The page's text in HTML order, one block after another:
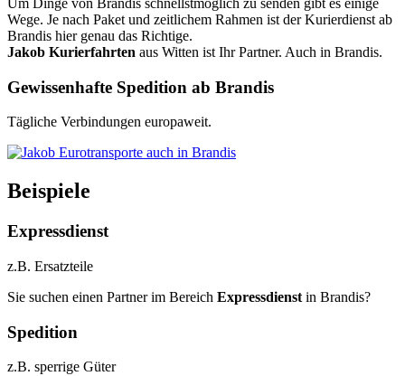
Wege. Je nach Paket und zeitlichem Rahmen ist der Kurierdienst ab
Brandis hier genau das Richtige.
Jakob Kurierfahrten aus Witten ist Ihr Partner. Auch in Brandis.
Gewissenhafte Spedition ab Brandis
Tägliche Verbindungen europaweit.
Beispiele
Expressdienst
z.B. Ersatzteile
Sie suchen einen Partner im Bereich Expressdienst in Brandis?
Spedition
z.B. sperrige Güter